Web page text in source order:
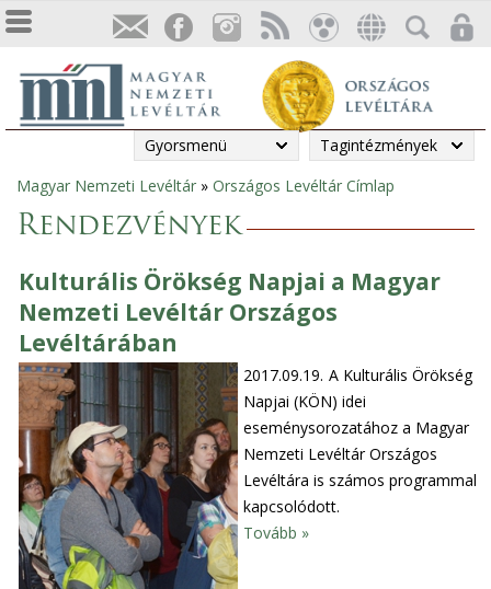
Gyorsmenü Tagintézmények
Jelenlegi
hely
Magyar Nemzeti Levéltár » Országos Levéltár Címlap
Rendezvények
Kulturális Örökség Napjai a Magyar
Nemzeti Levéltár Országos
Levéltárában
2017.09.19. A Kulturális Örökség
Napjai (KÖN) idei
eseménysorozatához a Magyar
Nemzeti Levéltár Országos
Levéltára is számos programmal
kapcsolódott.
Tovább »